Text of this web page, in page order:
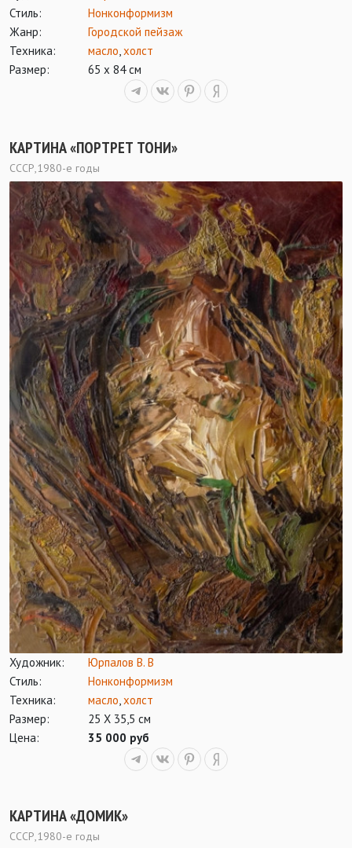
Стиль:
Нонконформизм
Жанр:
Городской пейзаж
Техника:
масло,холст
Размер:
65 х 84 см
КАРТИНА «ПОРТРЕТ ТОНИ»
СССР,1980-е годы
Художник:
Юрпалов В. В
Стиль:
Нонконформизм
Техника:
масло,холст
Размер:
25 Х 35,5 см
Цена:
35 000 руб
КАРТИНА «ДОМИК»
СССР,1980-е годы